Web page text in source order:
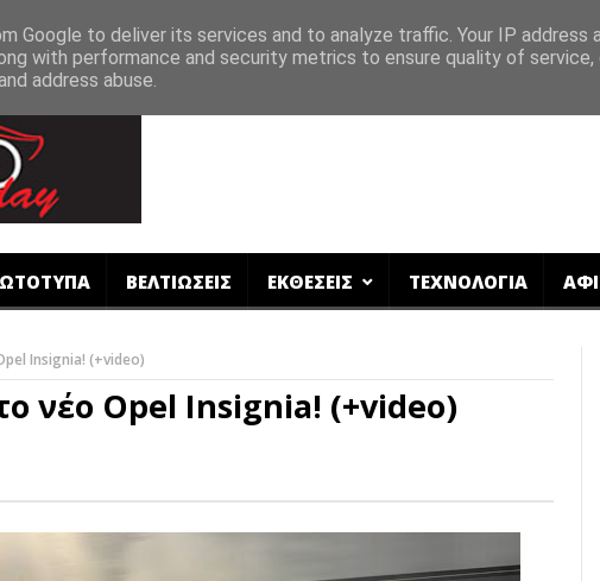
ΒΕΛΤΙΩΣΕΙΣ ΕΚΘΕΣΕΙΣ ΤΕΧΝΟΛΟΓΙΑ
Insignia! (+video)
νέο Opel Insignia! (+video)
Google to deliver its services and to analyze traffic. Your IP address
with performance and security metrics to ensure quality of service,
address abuse.